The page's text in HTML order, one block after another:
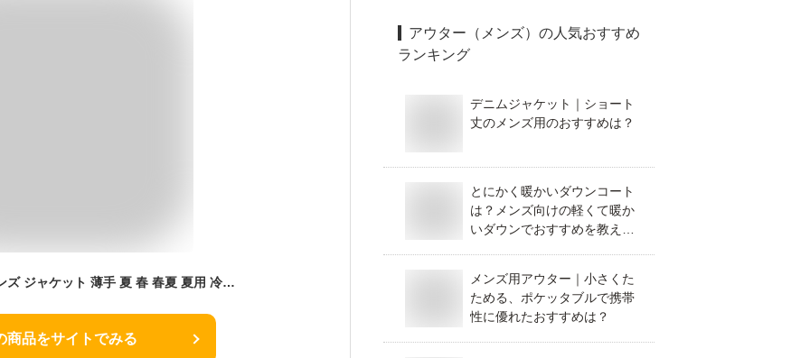
サマージャケット メンズ ジャケット 薄手 夏 春 春夏 夏用 冷感 テーラードジャケット 40代 50代 ビジカジ ジャケットメンズ アウター 接触冷感 ファッション メンズファッション ビジネス 涼しい メンズジャケット カジュアル 夏用ジャケット 夏ジャケット 洗える
商品をサイトでみる
アウター（メンズ） の人気おすすめ
ランキング
デニムジャケット｜ショート
丈のメンズ用のおすすめは？
とにかく暖かいダウンコート
は？メンズ向けの軽くて暖か
いダウンでおすすめを教えて
メンズ用アウター｜小さくた
ためる、ポケッタブルで携帯
性に優れたおすすめは？